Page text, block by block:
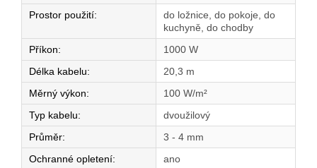
Prostor použití:
do ložnice, do pokoje, do
kuchyně, do chodby
Příkon:
1000 W
Délka kabelu:
20,3 m
Měrný výkon:
100 W/m²
Typ kabelu:
dvoužilový
Průměr:
3 - 4 mm
Ochranné opletení:
ano